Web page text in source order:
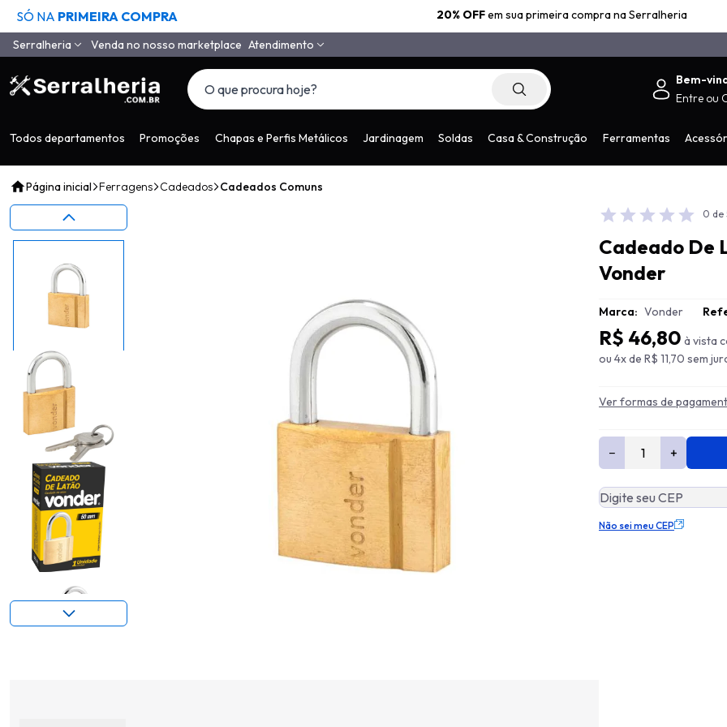
SÓ NA PRIMEIRA COMPRA 20% OFFem sua primeira compra na Serralheria
Serralheria
Quem Somos
Segurança
Pagamento
Tempo de Garantia
LGPD
Contato
Venda no nosso marketplace Atendimento
(11) 4558-6994
(11) 97650-9985
Bem-
Entre ou
Todos departamentos Promoções Chapas e Perfis Metálicos Jardinagem Soldas Casa & Construção Ferramentas
Página inicial Ferragens Cadeados Cadeados Comuns
0 de
Cadeado De
Vonder
Marca: Vonder
R$ 46,80 à vista
ou 4x de R$ 11,70 sem
Ver formas de
− +
Não sei meu CEP